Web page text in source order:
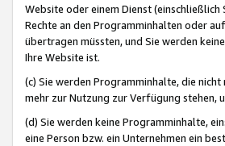
Website oder einem Dienst
Rechte an den Programminhalten oder
übertragen müssten, und Sie werden
Ihre Website ist.
(c) Sie werden Programminhalte, die
mehr zur Nutzung zur Verfügung stehen,
(d) Sie werden keine Programminhalte,
eine Person bzw. ein Unternehmen ein